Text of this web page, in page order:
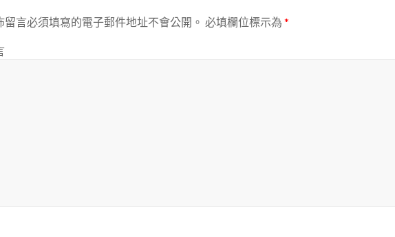
留言必須填寫的電子郵件地址不會公開。 必填欄位標示為 *